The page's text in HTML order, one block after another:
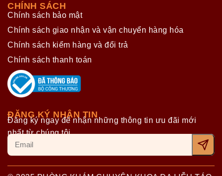
CHÍNH SÁCH
Chính sách bảo mật
Chính sách giao nhận và vận chuyển hàng hóa
Chính sách kiểm hàng và đổi trả
Chính sách thanh toán
ĐĂNG KÝ NHẬN TIN
Đăng ký ngay để nhận những thông tin ưu đãi mới
nhất từ chúng tôi